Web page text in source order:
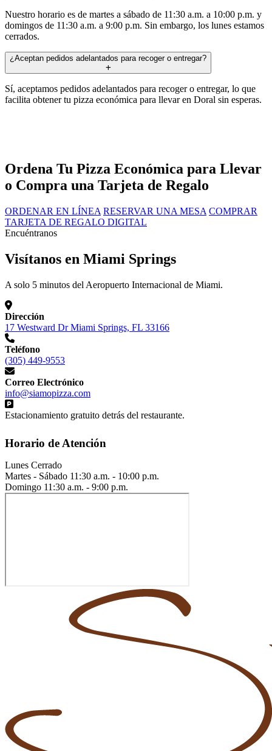
Nuestro horario es de martes a sábado de 11:30 a.m. a 10:00 p.m. y
domingos de 11:30 a.m. a 9:00 p.m. Sin embargo, los lunes estamos
cerrados.
¿Aceptan pedidos adelantados para recoger o entregar?
Sí, aceptamos pedidos adelantados para recoger o entregar, lo que
facilita obtener tu pizza económica para llevar en Doral sin esperas.
Ordena Tu Pizza Económica para Llevar
o Compra una Tarjeta de Regalo
ORDENAR EN LÍNEA RESERVAR UNA MESA COMPRAR
TARJETA DE REGALO DIGITAL
Encuéntranos
Visítanos en Miami Springs
A solo 5 minutos del Aeropuerto Internacional de Miami.
Dirección
17 Westward Dr Miami Springs, FL 33166
Teléfono
(305) 449-9553
Correo Electrónico
info@siamopizza.com
Estacionamiento gratuito detrás del restaurante.
Horario de Atención
Lunes Cerrado
Martes - Sábado 11:30 a.m. - 10:00 p.m.
Domingo 11:30 a.m. - 9:00 p.m.